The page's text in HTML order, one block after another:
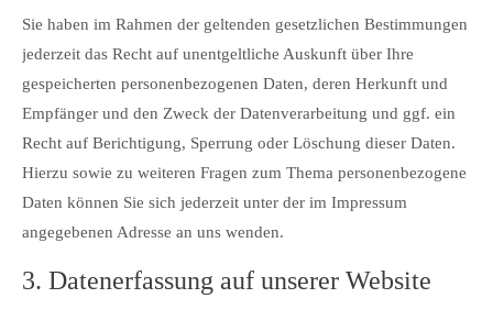
Sie haben im Rahmen der geltenden gesetzlichen Bestimmungen
jederzeit das Recht auf unentgeltliche Auskunft über Ihre
gespeicherten personenbezogenen Daten, deren Herkunft und
Empfänger und den Zweck der Datenverarbeitung und ggf. ein
Recht auf Berichtigung, Sperrung oder Löschung dieser Daten.
Hierzu sowie zu weiteren Fragen zum Thema personenbezogene
Daten können Sie sich jederzeit unter der im Impressum
angegebenen Adresse an uns wenden.
3. Datenerfassung auf unserer Website